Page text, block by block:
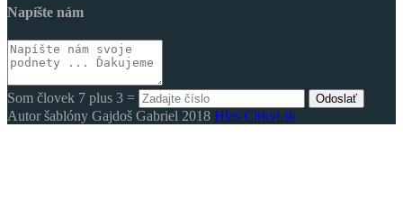
Napíšte nám
Som človek 7 plus 3 = Odoslať
Autor šablóny Gajdoš Gabriel 2018 Hlas Cirkvi.sk